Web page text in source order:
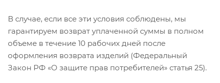
В случае, если все эти условия соблюдены, мы
гарантируем возврат уплаченной суммы в полном
объеме в течение 10 рабочих дней после
оформления возврата изделий (Федеральный
Закон РФ «О защите прав потребителей» статья 25).